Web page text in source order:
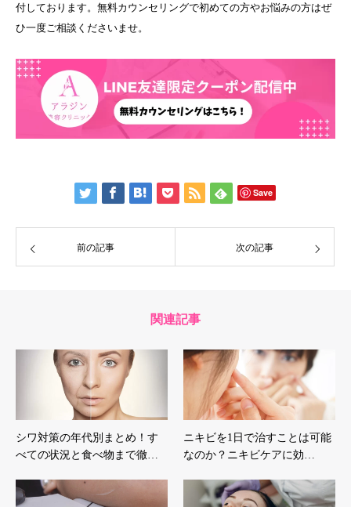
付しております。無料カウンセリングで初めての方やお悩みの方はぜ
ひ一度ご相談くださいませ。
Save
前の記事 次の記事
関連記事
シワ対策の年代別まとめ！す
べての状況と食べ物まで徹…
ニキビを1日で治すことは可能
なのか？ニキビケアに効…